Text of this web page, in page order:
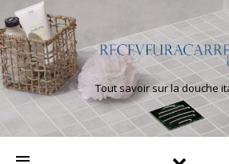
Tout savoir sur la douche